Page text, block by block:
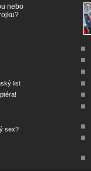
nebo
list
sex?